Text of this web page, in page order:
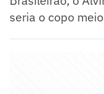
seria o copo